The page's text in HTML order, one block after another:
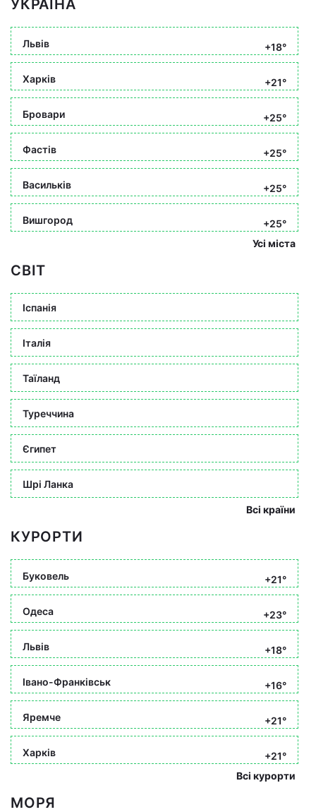
УКРАЇНА
Львів +18°
Харків +21°
Бровари +25°
Фастів +25°
Васильків +25°
Вишгород
+25°
Усі міста
СВІТ
Іспанія
Італія
Таїланд
Туреччина
Єгипет
Шрі Ланка
Всі країни
КУРОРТИ
Буковель +21°
Одеса +23°
Львів +18°
Івано-Франківськ +16°
Яремче +21°
Харків
+21°
Всі курорти
МОРЯ